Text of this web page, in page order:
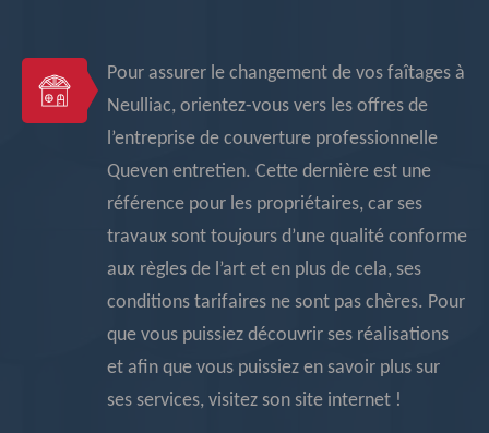
Pour assurer le changement de vos faîtages à
Neulliac, orientez-vous vers les offres de
l’entreprise de couverture professionnelle
Queven entretien. Cette dernière est une
référence pour les propriétaires, car ses
travaux sont toujours d’une qualité conforme
aux règles de l’art et en plus de cela, ses
conditions tarifaires ne sont pas chères. Pour
que vous puissiez découvrir ses réalisations
et afin que vous puissiez en savoir plus sur
ses services, visitez son site internet !